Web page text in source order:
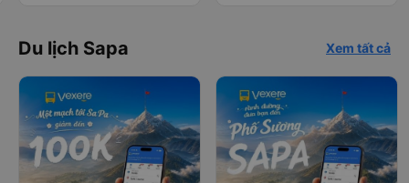
Du lịch Sapa Xem tất cả